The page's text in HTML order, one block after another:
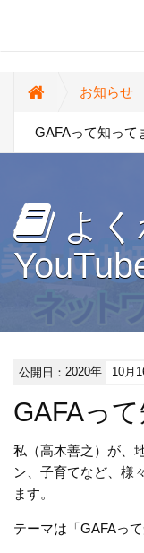
お知らせ
GAFAって知って
よ
公開日：2020年 10月
GAFAっ
私（高木善之）が、
ン、子育てなど、様
ます。
テーマは「GAFAっ